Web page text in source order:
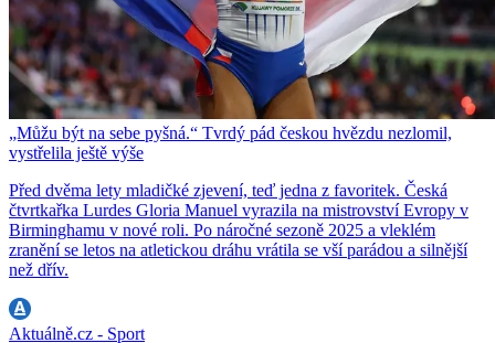
„Můžu být na sebe pyšná.“ Tvrdý pád českou hvězdu nezlomil,
vystřelila ještě výše
Před dvěma lety mladičké zjevení, teď jedna z favoritek. Česká
čtvrtkařka Lurdes Gloria Manuel vyrazila na mistrovství Evropy v
Birminghamu v nové roli. Po náročné sezoně 2025 a vleklém
zranění se letos na atletickou dráhu vrátila se vší parádou a silnější
než dřív.
Aktuálně.cz - Sport